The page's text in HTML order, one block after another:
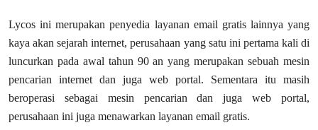
Lycos ini merupakan penyedia layanan email gratis lainnya yang
kaya akan sejarah internet, perusahaan yang satu ini pertama kali di
luncurkan pada awal tahun 90 an yang merupakan sebuah mesin
pencarian internet dan juga web portal. Sementara itu masih
beroperasi sebagai mesin pencarian dan juga web portal,
perusahaan ini juga menawarkan layanan email gratis.